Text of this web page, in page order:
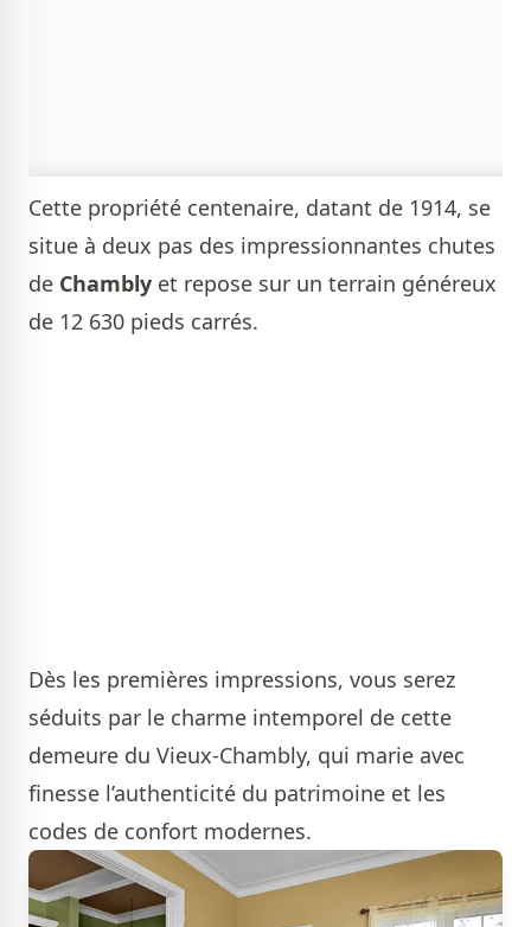
Cette propriété centenaire, datant de 1914, se
situe à deux pas des impressionnantes chutes
de Chambly et repose sur un terrain généreux
de 12 630 pieds carrés.
Dès les premières impressions, vous serez
séduits par le charme intemporel de cette
demeure du Vieux-Chambly, qui marie avec
finesse l’authenticité du patrimoine et les
codes de confort modernes.